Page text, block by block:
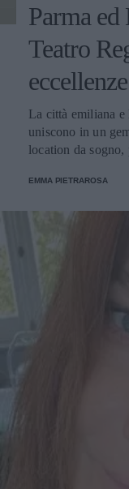
Parma ed
Teatro
eccellenze
La città emiliana e
uniscono in un
location da
EMMA PIETRAROSA